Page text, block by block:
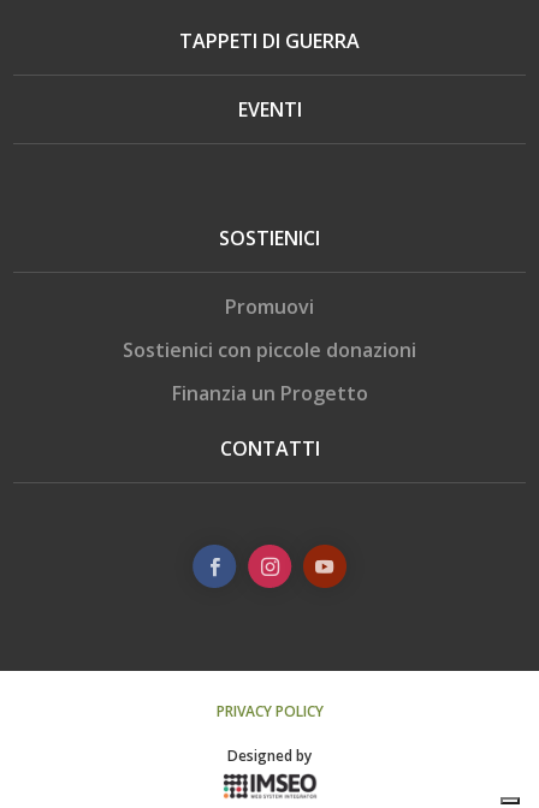
TAPPETI DI GUERRA
EVENTI
SOSTIENICI
Promuovi
Sostienici con piccole donazioni
Finanzia un Progetto
CONTATTI
PRIVACY POLICY
Designed by